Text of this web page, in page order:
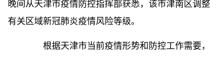
晚间从天津市疫情防控指挥部获悉，该市津南区调整
有关区域新冠肺炎疫情风险等级。
根据天津市当前疫情形势和防控工作需要，